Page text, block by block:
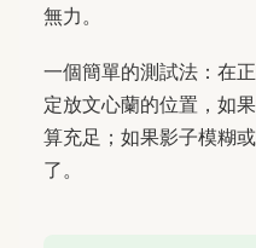
無力。
一個簡單的測試法：在
定放文心蘭的位置，如
算充足；如果影子模糊
了。